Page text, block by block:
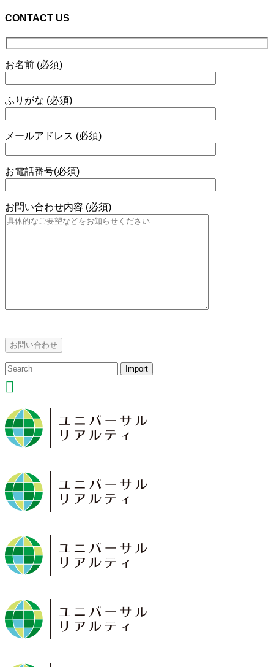
CONTACT US
お名前 (必須)
ふりがな (必須)
メールアドレス (必須)
お電話番号(必須)
お問い合わせ内容 (必須)